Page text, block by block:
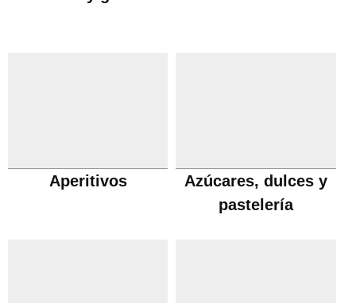
Aperitivos
Azúcares, dulces y
pastelería